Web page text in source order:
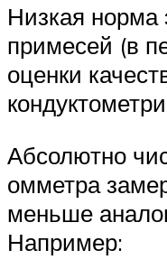
Низкая норма
примесей (в
оценки
Абсолютно
омметра
меньше
Например: